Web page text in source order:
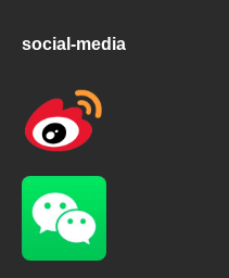
social-media